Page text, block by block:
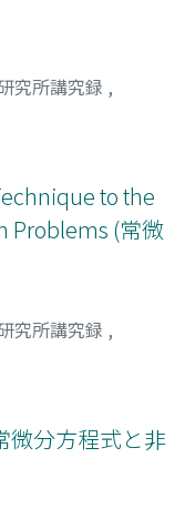
究所講究録 ,
to the
Problems (常微
究所講究録 ,
微分方程式と非